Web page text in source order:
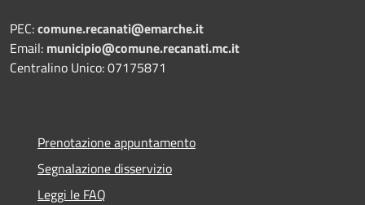
PEC:comune.recanati@emarche.it
Email: municipio@comune.recanati.mc.it
Centralino Unico: 07175871
Prenotazione appuntamento
Segnalazione disservizio
Leggi le FAQ